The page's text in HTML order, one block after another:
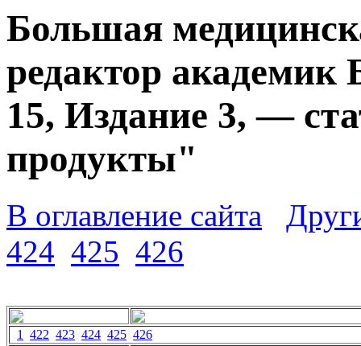
Большая
редактор
15, Издание 3, —
продукты"
В оглавление сайта
424 425 426
1 422 423 424 425 426